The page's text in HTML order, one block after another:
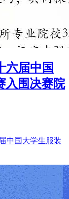
六届中国
入围决赛院
中国大学生服装